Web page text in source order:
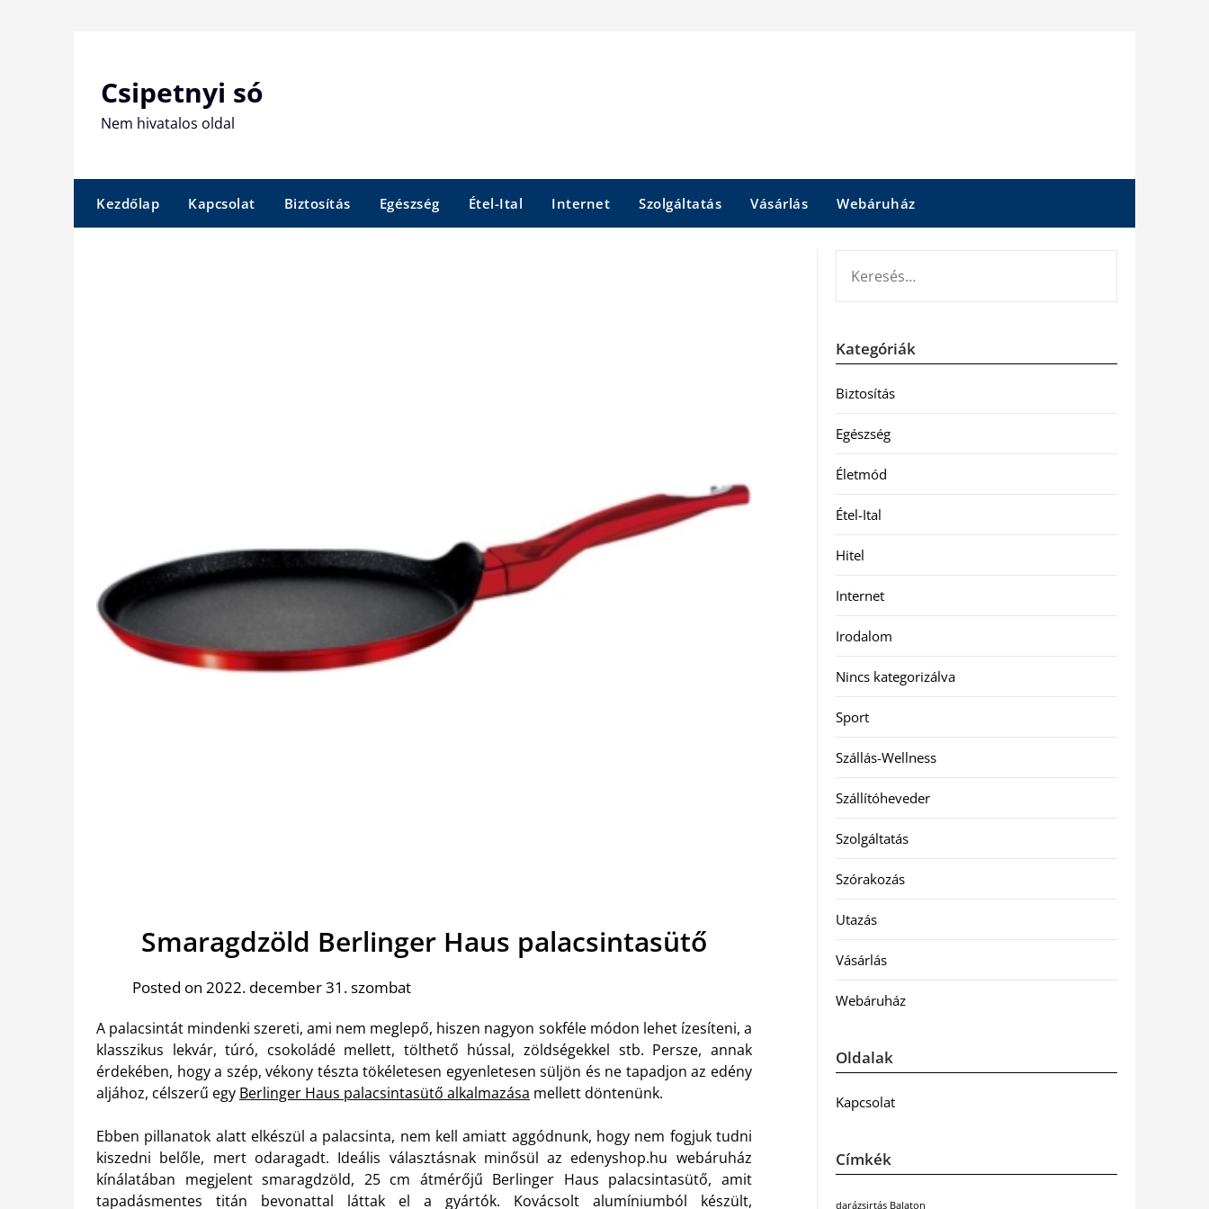
Csipetnyi só
Nem hivatalos oldal
Kezdőlap Kapcsolat Biztosítás Egészség Étel-Ital Internet Szolgáltatás Vásárlás Webáruház
Smaragdzöld Berlinger Haus palacsintasütő
Posted on 2022. december 31. szombat
A palacsintát mindenki szereti, ami nem meglepő, hiszen nagyon sokféle módon lehet ízesíteni, a
klasszikus lekvár, túró, csokoládé mellett, tölthető hússal, zöldségekkel stb. Persze, annak
érdekében, hogy a szép, vékony tészta tökéletesen egyenletesen süljön és ne tapadjon az edény
aljához, célszerű egy Berlinger Haus palacsintasütő alkalmazása mellett döntenünk.
Ebben pillanatok alatt elkészül a palacsinta, nem kell amiatt aggódnunk, hogy nem fogjuk tudni
kiszedni belőle, mert odaragadt. Ideális választásnak minősül az edenyshop.hu webáruház
kínálatában megjelent smaragdzöld, 25 cm átmérőjű Berlinger Haus palacsintasütő, amit
tapadásmentes titán bevonattal láttak el a gyártók. Kovácsolt alumíniumból készült,
Kategóriák
Biztosítás
Egészség
Életmód
Étel-Ital
Hitel
Internet
Irodalom
Nincs kategorizálva
Sport
Szállás-Wellness
Szállítóheveder
Szolgáltatás
Szórakozás
Utazás
Vásárlás
Webáruház
Oldalak
Kapcsolat
Címkék
darázsirtás Balaton